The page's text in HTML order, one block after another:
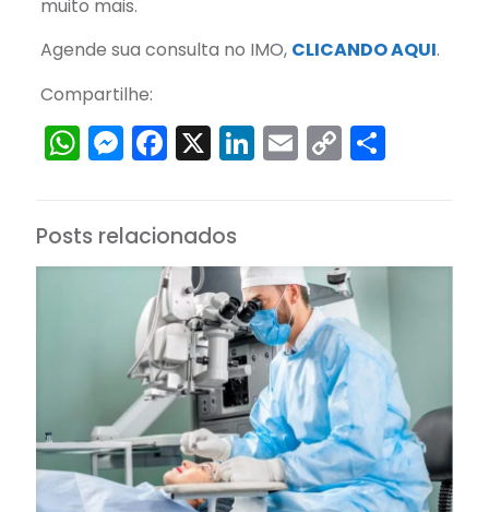
muito mais.
Agende sua consulta no IMO, CLICANDO AQUI.
Compartilhe:
WhatsApp
Messenger
Facebook
X LinkedIn
Email
CopyShare
Posts relacionados